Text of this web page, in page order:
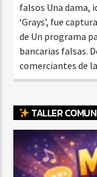
falsos Una dama,
‘Grays’, fue
de Un programa
bancarias falsas.
comerciantes de
TALLER